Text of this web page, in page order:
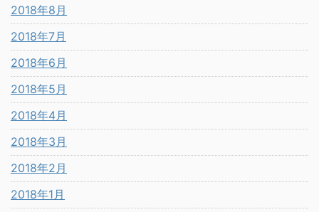
2018年8月
2018年7月
2018年6月
2018年5月
2018年4月
2018年3月
2018年2月
2018年1月